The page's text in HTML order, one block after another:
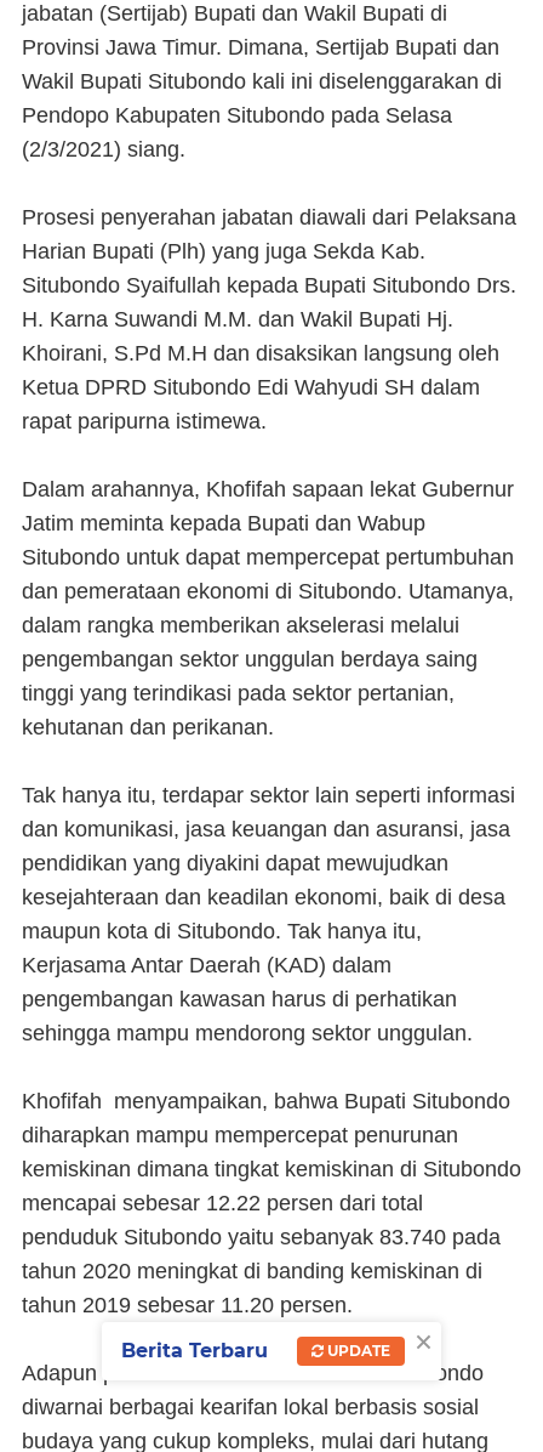
jabatan (Sertijab) Bupati dan Wakil Bupati di
Provinsi Jawa Timur. Dimana, Sertijab Bupati dan
Wakil Bupati Situbondo kali ini diselenggarakan di
Pendopo Kabupaten Situbondo pada Selasa
(2/3/2021) siang.
Prosesi penyerahan jabatan diawali dari Pelaksana
Harian Bupati (Plh) yang juga Sekda Kab.
Situbondo Syaifullah kepada Bupati Situbondo Drs.
H. Karna Suwandi M.M. dan Wakil Bupati Hj.
Khoirani, S.Pd M.H dan disaksikan langsung oleh
Ketua DPRD Situbondo Edi Wahyudi SH dalam
rapat paripurna istimewa.
Dalam arahannya, Khofifah sapaan lekat Gubernur
Jatim meminta kepada Bupati dan Wabup
Situbondo untuk dapat mempercepat pertumbuhan
dan pemerataan ekonomi di Situbondo. Utamanya,
dalam rangka memberikan akselerasi melalui
pengembangan sektor unggulan berdaya saing
tinggi yang terindikasi pada sektor pertanian,
kehutanan dan perikanan.
Tak hanya itu, terdapar sektor lain seperti informasi
dan komunikasi, jasa keuangan dan asuransi, jasa
pendidikan yang diyakini dapat mewujudkan
kesejahteraan dan keadilan ekonomi, baik di desa
maupun kota di Situbondo. Tak hanya itu,
Kerjasama Antar Daerah (KAD) dalam
pengembangan kawasan harus di perhatikan
sehingga mampu mendorong sektor unggulan.
Khofifah menyampaikan, bahwa Bupati Situbondo
diharapkan mampu mempercepat penurunan
kemiskinan dimana tingkat kemiskinan di Situbondo
mencapai sebesar 12.22 persen dari total
penduduk Situbondo yaitu sebanyak 83.740 pada
tahun 2020 meningkat di banding kemiskinan di
tahun 2019 sebesar 11.20 persen.
Adapun permasalahan kemiskinan di Situbondo
diwarnai berbagai kearifan lokal berbasis sosial
budaya yang cukup kompleks, mulai dari hutang
×
Berita Terbaru UPDATE